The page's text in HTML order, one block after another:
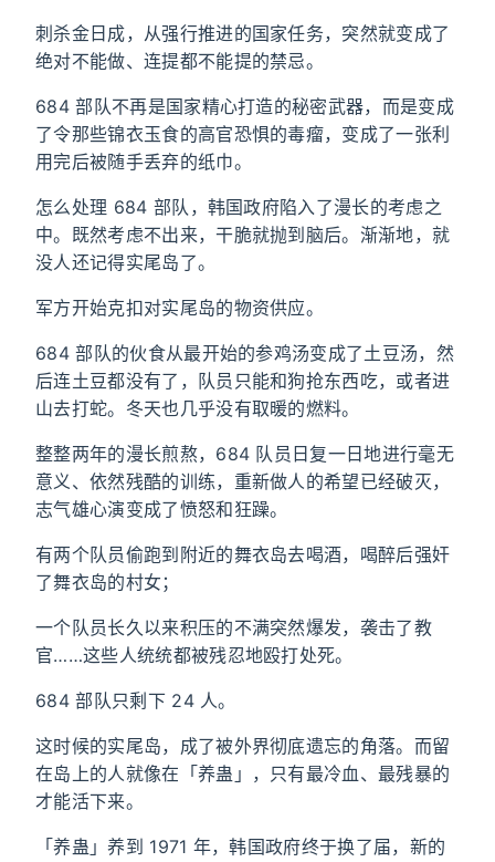
刺杀金日成，从强行推进的国家任务，突然就变成了
绝对不能做、连提都不能提的禁忌。
684 部队不再是国家精心打造的秘密武器，而是变成
了令那些锦衣玉食的高官恐惧的毒瘤，变成了一张利
用完后被随手丢弃的纸巾。
怎么处理 684 部队，韩国政府陷入了漫长的考虑之
中。既然考虑不出来，干脆就抛到脑后。渐渐地，就
没人还记得实尾岛了。
军方开始克扣对实尾岛的物资供应。
684 部队的伙食从最开始的参鸡汤变成了土豆汤，然
后连土豆都没有了，队员只能和狗抢东西吃，或者进
山去打蛇。冬天也几乎没有取暖的燃料。
整整两年的漫长煎熬，684 队员日复一日地进行毫无
意义、依然残酷的训练，重新做人的希望已经破灭，
志气雄心演变成了愤怒和狂躁。
有两个队员偷跑到附近的舞衣岛去喝酒，喝醉后强奸
了舞衣岛的村女；
一个队员长久以来积压的不满突然爆发，袭击了教
官……这些人统统都被残忍地殴打处死。
684 部队只剩下 24 人。
这时候的实尾岛，成了被外界彻底遗忘的角落。而留
在岛上的人就像在「养蛊」，只有最冷血、最残暴的
才能活下来。
「养蛊」养到 1971 年，韩国政府终于换了届，新的